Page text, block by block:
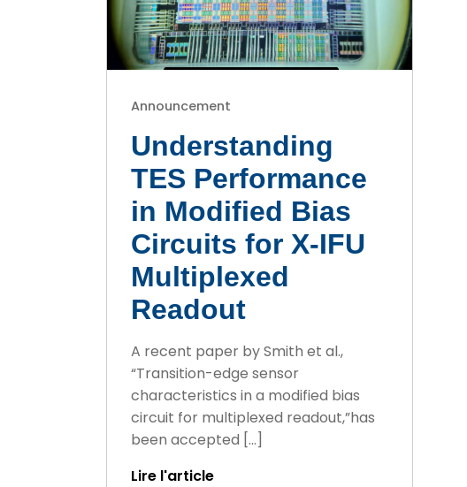
Announcement
Understanding
TES Performance
in Modified Bias
Circuits for X-IFU
Multiplexed
Readout
A recent paper by Smith et al.,
“Transition-edge sensor
characteristics in a modified bias
circuit for multiplexed readout,”has
been accepted […]
Lire l'article